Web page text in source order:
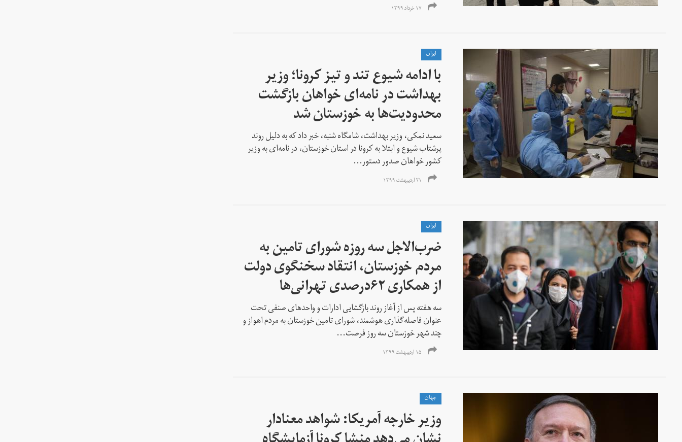
۱۷ خرداد ۱۳۹۹
ايران
با ادامه شیوع تند و تیز کرونا؛ وزیر
بهداشت در نامه‌ای خواهان بازگشت
محدودیت‌ها به خوزستان شد
سعید نمکی، وزیر بهداشت، شامگاه شنبه، خبر داد که به دلیل روند
پرشتاب شیوع و ابتلا به کرونا در استان خوزستان، در نامه‌ای به وزیر
کشور خواهان صدور دستور...
۲۱ اردیبهشت ۱۳۹۹
ايران
ضرب‌الاجل سه روزه شورای تامین به
مردم خوزستان، انتقاد سخنگوی دولت
از همکاری ۶۲درصدی تهرانی‌ها
سه هفته پس از آغاز روند بازگشایی ادارات و واحدهای صنفی تحت
عنوان فاصله‌گذاری هوشمند، شورای تامین خوزستان به مردم اهواز و
چند شهر خوزستان سه روز فرصت...
۱۵ اردیبهشت ۱۳۹۹
جهان
وزیر خارجه آمریکا: شواهد معنادار